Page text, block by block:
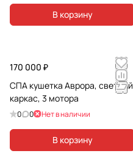
В корзину
170 000 ₽
СПА кушетка Аврора, светлый
каркас, 3 мотора
0 0 Нет в наличии
В корзину